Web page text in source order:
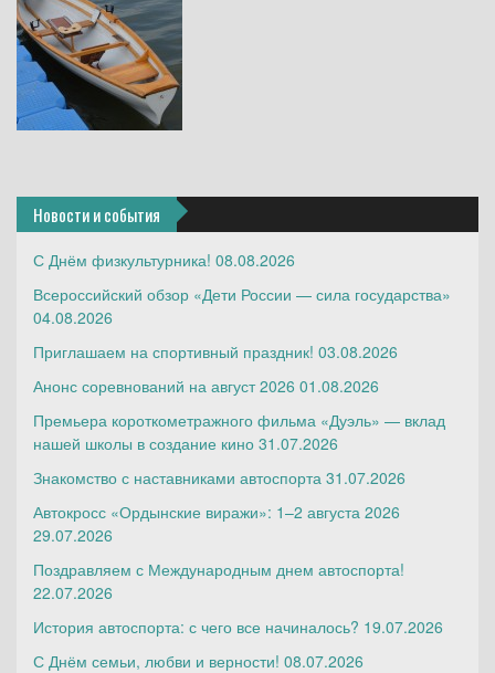
Новости и события
С Днём физкультурника! 08.08.2026
Всероссийский обзор «Дети России — сила государства»
04.08.2026
Приглашаем на спортивный праздник! 03.08.2026
Анонс соревнований на август 2026 01.08.2026
Премьера короткометражного фильма «Дуэль» — вклад
нашей школы в создание кино 31.07.2026
Знакомство с наставниками автоспорта 31.07.2026
Автокросс «Ордынские виражи»: 1–2 августа 2026
29.07.2026
Поздравляем с Международным днем автоспорта!
22.07.2026
История автоспорта: с чего все начиналось? 19.07.2026
С Днём семьи, любви и верности! 08.07.2026